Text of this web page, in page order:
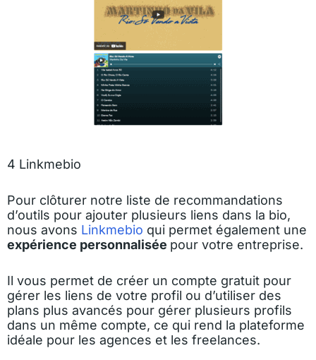
4 Linkmebio
Pour clôturer notre liste de recommandations
d’outils pour ajouter plusieurs liens dans la bio,
nous avons Linkmebio qui permet également une
expérience personnalisée pour votre entreprise.
Il vous permet de créer un compte gratuit pour
gérer les liens de votre profil ou d’utiliser des
plans plus avancés pour gérer plusieurs profils
dans un même compte, ce qui rend la plateforme
idéale pour les agences et les freelances.